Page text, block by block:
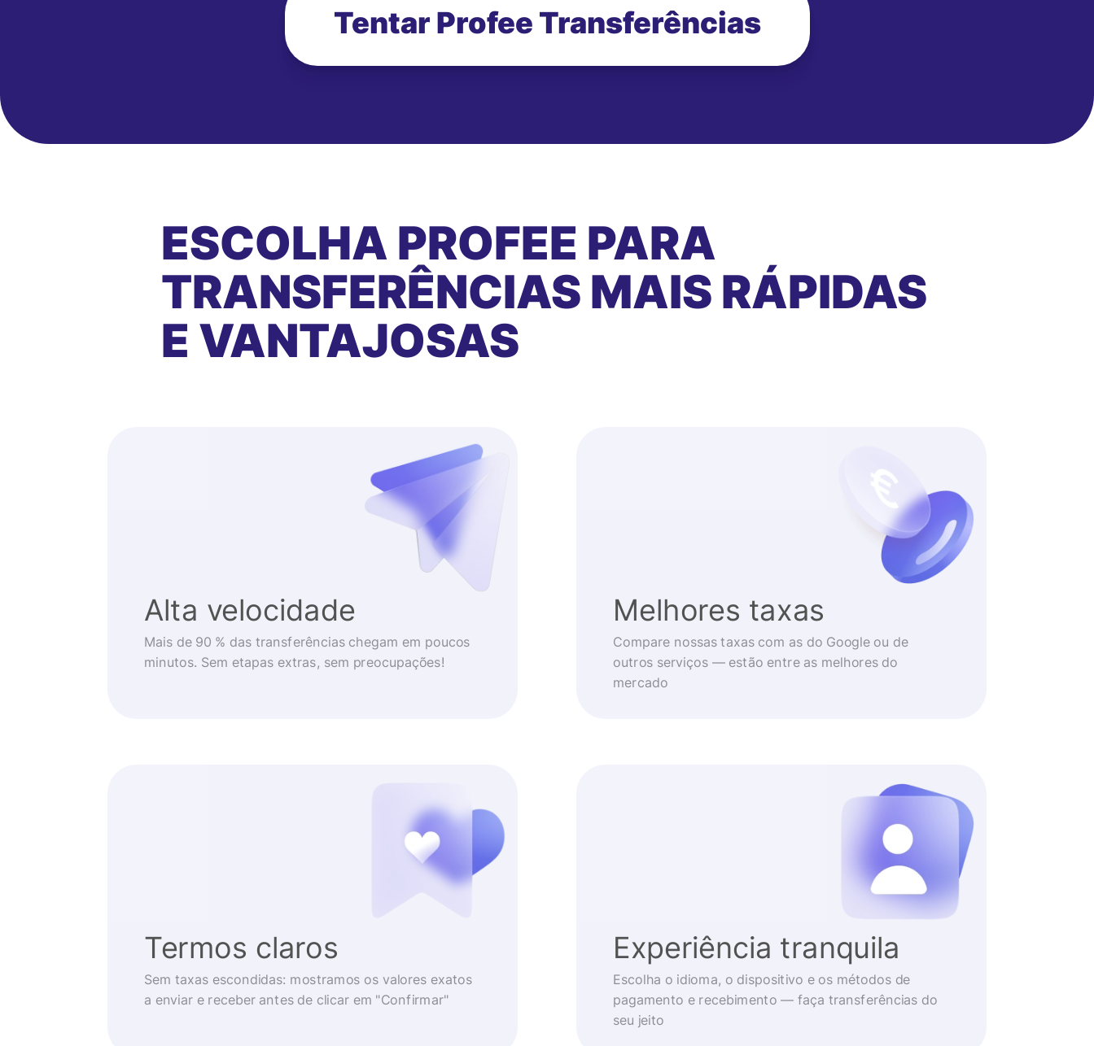
Tentar Profee Transferências
ESCOLHA PROFEE PARA
TRANSFERÊNCIAS MAIS RÁPIDAS
E VANTAJOSAS
Alta velocidade
Mais de 90 % das transferências chegam em poucos
minutos. Sem etapas extras, sem preocupações!
Melhores taxas
Compare nossas taxas com as do Google ou de
outros serviços — estão entre as melhores do
mercado
Termos claros
Sem taxas escondidas: mostramos os valores exatos
a enviar e receber antes de clicar em "Confirmar"
Experiência tranquila
Escolha o idioma, o dispositivo e os métodos de
pagamento e recebimento — faça transferências do
seu jeito